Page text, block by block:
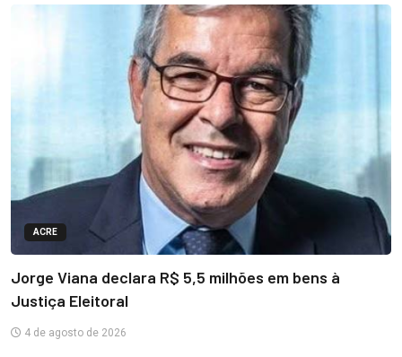
ACRE
Jorge Viana declara R$ 5,5 milhões em bens à
Justiça Eleitoral
4 de agosto de 2026